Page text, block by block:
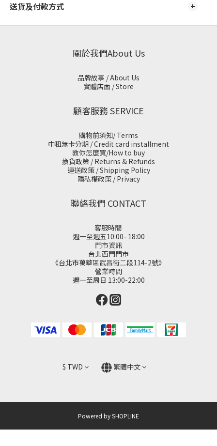
送貨及付款方式
關於我們About Us
品牌故事 / About Us
實體店面 / Store
顧客服務 SERVICE
購物前須知/ Terms
中租無卡分期 / Credit card installment
教你怎麼買/How to buy
換貨政策 / Returns & Refunds
運送政策 / Shipping Policy
隱私權政策 / Privacy
聯絡我們 CONTACT
客服時間
週一至週五10:00- 18:00
門市資訊
台北西門門市
《台北市萬華區武昌街二段114-2號》
營業時間
週一至周日 13:00-22:00
$ TWD 繁體中文
Powered by SHOPLINE